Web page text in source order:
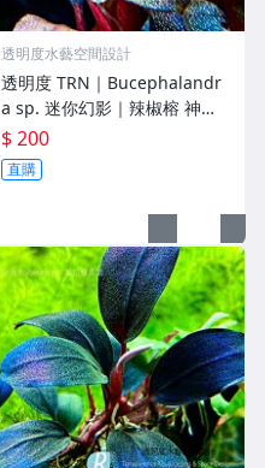
透明度水藝空間設計
透明度 TRN｜Bucephalandr
a sp. 迷你幻影｜辣椒榕 神秘
草 前/中景水草
$ 200
直購